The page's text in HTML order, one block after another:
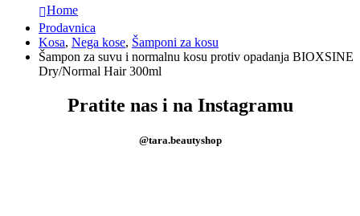
Home
Prodavnica
Kosa, Nega kose, Šamponi za kosu
Šampon za suvu i normalnu kosu protiv opadanja BIOXSINE
Dry/Normal Hair 300ml
Pratite nas i na Instagramu
@tara.beautyshop